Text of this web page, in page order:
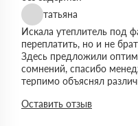
татьяна
Искала утеплитель под
переплатить, но и не
Здесь предложили
сомнений, спасибо
терпимо объяснял
Оставить отзыв